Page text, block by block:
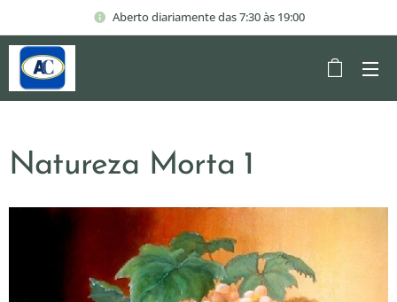
Aberto diariamente das 7:30 às 19:00
Natureza Morta 1